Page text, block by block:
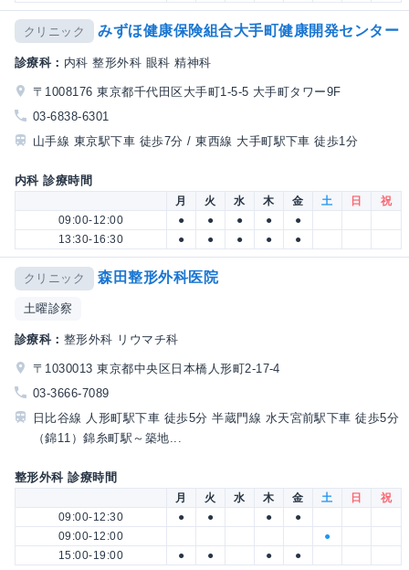
クリニック みずほ健康保険組合大手町健康開発センター
診療科： 内科 整形外科 眼科 精神科
〒1008176 東京都千代田区大手町1-5-5 大手町タワー9F
03-6838-6301
山手線 東京駅下車 徒歩7分 / 東西線 大手町駅下車 徒歩1分
内科 診療時間
月 火 水 木 金 土 日
祝
09:00-12:00
● ● ● ●
●
13:30-16:30
● ● ● ● ●
クリニック 森田整形外科医院
土曜診察
診療科： 整形外科 リウマチ科
〒1030013 東京都中央区日本橋人形町2-17-4
03-3666-7089
日比谷線 人形町駅下車 徒歩5分 半蔵門線 水天宮前駅下車 徒歩5分
（錦11）錦糸町駅～築地...
整形外科 診療時間
月 火 水 木 金 土 日
祝
09:00-12:30
● ● ●
●
09:00-12:00
●
15:00-19:00
● ● ● ●